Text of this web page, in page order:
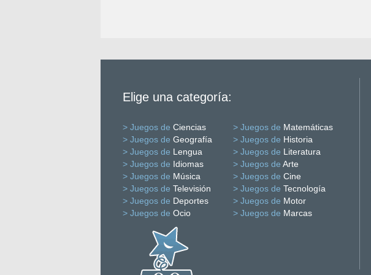
Elige una categoría:
> Juegos de Ciencias > Juegos de Matemáticas
> Juegos de Geografía > Juegos de Historia
> Juegos de Lengua > Juegos de Literatura
> Juegos de Idiomas > Juegos de Arte
> Juegos de Música > Juegos de Cine
> Juegos de Televisión > Juegos de Tecnología
> Juegos de Deportes > Juegos de Motor
> Juegos de Ocio > Juegos de Marcas